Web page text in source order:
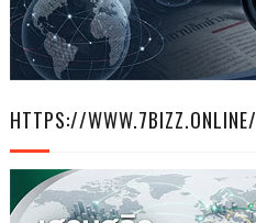
HTTPS://WWW.7BIZZ.ONLINE/